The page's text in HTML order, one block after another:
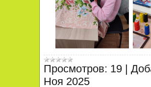
Просмотров: 19 |
Ноя 2025